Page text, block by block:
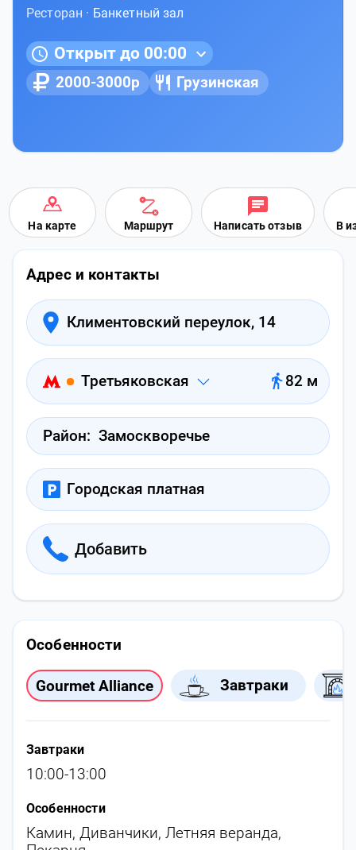
Ресторан · Банкетный зал
Открыт до 00:00
2000-3000р Грузинская
На карте Маршрут Написать отзыв В
Адрес и контакты
Климентовский переулок, 14
Третьяковская 82 м
Район: Замоскворечье
Городская платная
Добавить
Особенности
Gourmet Alliance Завтраки
Завтраки
10:00-13:00
Особенности
Камин, Диванчики, Летняя веранда,